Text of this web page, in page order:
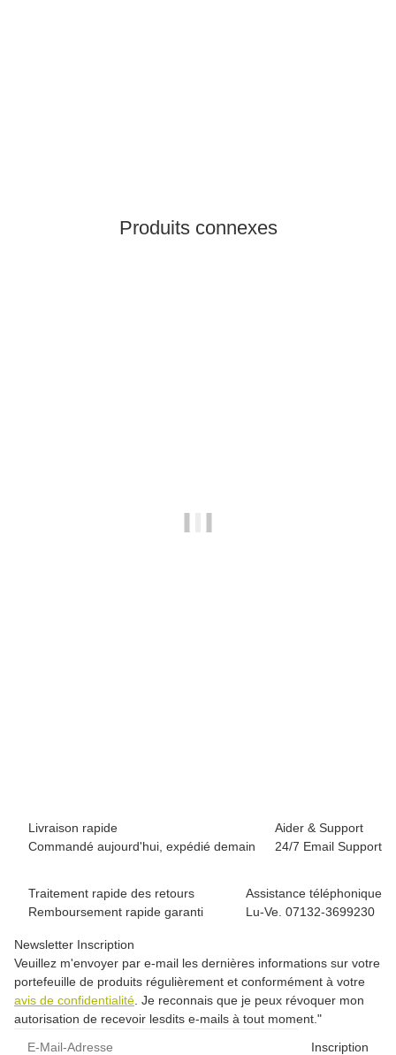
Produits connexes
Livraison rapide
Commandé aujourd'hui, expédié demain
Aider & Support
24/7 Email Support
Traitement rapide des retours
Remboursement rapide garanti
Assistance téléphonique
Lu-Ve. 07132-3699230
Newsletter Inscription
Veuillez m'envoyer par e-mail les dernières informations sur votre
portefeuille de produits régulièrement et conformément à votre
avis de confidentialité . Je reconnais que je peux révoquer mon
autorisation de recevoir lesdits e-mails à tout moment."
Inscription